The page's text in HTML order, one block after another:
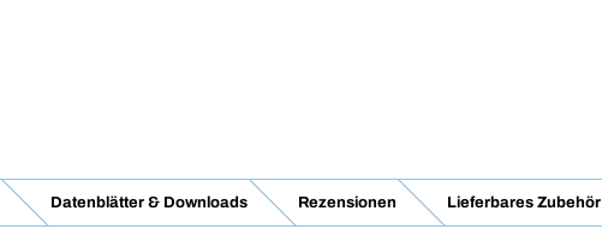
Datenblätter & Downloads Rezensionen Lieferbares Zubehör